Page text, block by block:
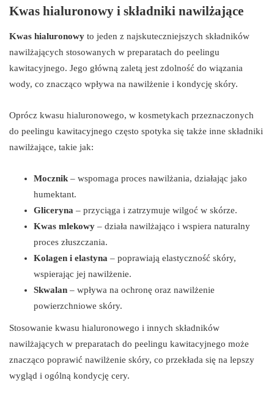
Kwas hialuronowy i składniki nawilżające
Kwas hialuronowy to jeden z najskuteczniejszych składników
nawilżających stosowanych w preparatach do peelingu
kawitacyjnego. Jego główną zaletą jest zdolność do wiązania
wody, co znacząco wpływa na nawilżenie i kondycję skóry.
Oprócz kwasu hialuronowego, w kosmetykach przeznaczonych
do peelingu kawitacyjnego często spotyka się także inne składniki
nawilżające, takie jak:
Mocznik – wspomaga proces nawilżania, działając jako
humektant.
Gliceryna – przyciąga i zatrzymuje wilgoć w skórze.
Kwas mlekowy – działa nawilżająco i wspiera naturalny
proces złuszczania.
Kolagen i elastyna – poprawiają elastyczność skóry,
wspierając jej nawilżenie.
Skwalan – wpływa na ochronę oraz nawilżenie
powierzchniowe skóry.
Stosowanie kwasu hialuronowego i innych składników
nawilżających w preparatach do peelingu kawitacyjnego może
znacząco poprawić nawilżenie skóry, co przekłada się na lepszy
wygląd i ogólną kondycję cery.